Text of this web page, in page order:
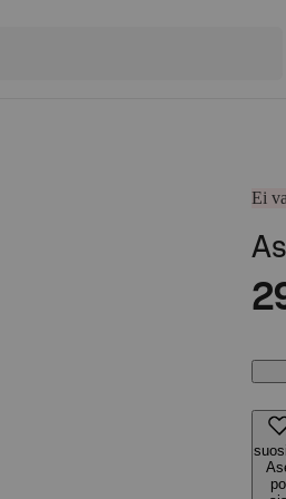
Ei